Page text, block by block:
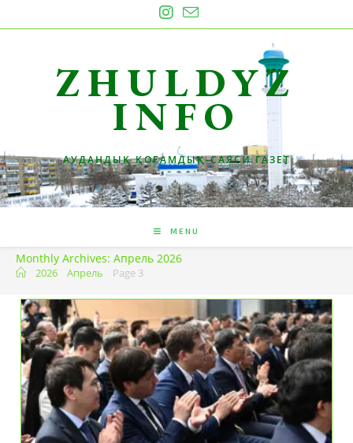
to
ZHULDYZ
INFO
АУДАНДЫҚ ҚОҒАМДЫҚ-САЯСИ ГАЗЕТ
MENU
Monthly Archives: Апрель 2026
2026 Апрель Page 3